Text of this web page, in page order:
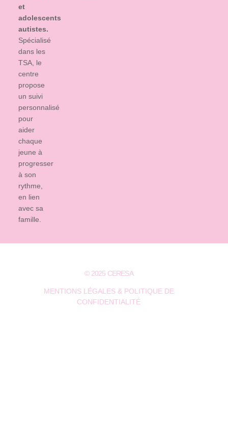
et
adolescents
autistes.
Spécialisé
dans les
TSA, le
centre
propose
un suivi
personnalisé
pour
aider
chaque
jeune à
progresser
à son
rythme,
en lien
avec sa
famille.
© 2025 CERESA
MENTIONS LÉGALES & POLITIQUE DE
CONFIDENTIALITÉ